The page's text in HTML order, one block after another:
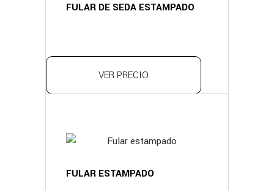
FULAR DE SEDA ESTAMPADO
VER PRECIO
FULAR ESTAMPADO